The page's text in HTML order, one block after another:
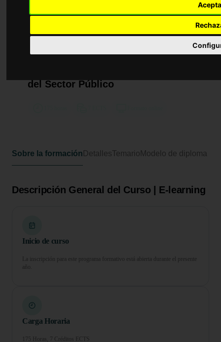
Derecho
del Sector Público
Sobre la formación DetallesTemario Modelo de diploma
Descripción General del Curso | E-learning
Inicio de curso
La inscripción para este programa formativo está abierta durante el presente
año.
Carga Horaria
175 Horas, 7 Créditos ECTS